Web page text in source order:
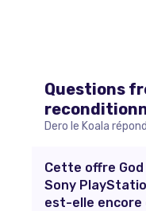
Questions
Dero le Koala
Cette offre God
Sony
est-elle encore